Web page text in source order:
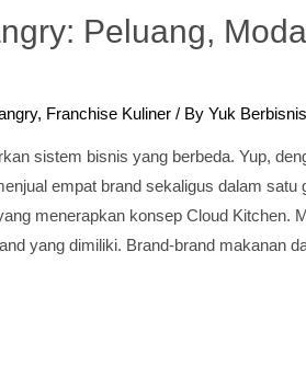
Peluang,
, Franchise Kuliner / ByYuk Berbisnis
sistem bisnis yang berbeda. Yup,
empat brand sekaligus dalam satu
menerapkan konsep Cloud Kitchen.
yang dimiliki. Brand-brand makanan